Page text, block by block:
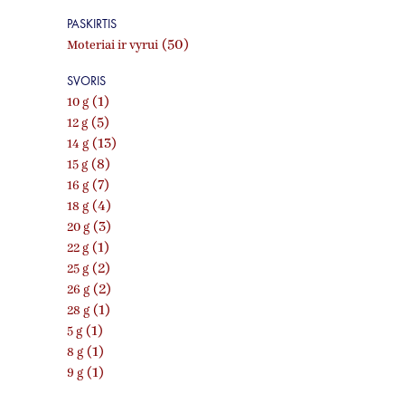
PASKIRTIS
Moteriai ir vyrui (50)
SVORIS
10 g (1)
12 g (5)
14 g (13)
15 g (8)
16 g (7)
18 g (4)
20 g (3)
22 g (1)
25 g (2)
26 g (2)
28 g (1)
5 g (1)
8 g (1)
9 g (1)